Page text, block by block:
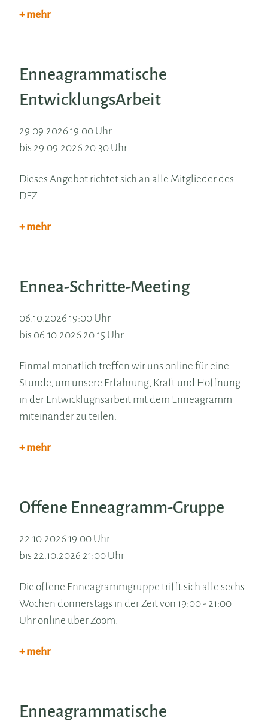
+ mehr
Enneagrammatische
EntwicklungsArbeit
29.09.2026 19:00 Uhr
bis 29.09.2026 20:30 Uhr
Dieses Angebot richtet sich an alle Mitglieder des
DEZ
+ mehr
Ennea-Schritte-Meeting
06.10.2026 19:00 Uhr
bis 06.10.2026 20:15 Uhr
Einmal monatlich treffen wir uns online für eine
Stunde, um unsere Erfahrung, Kraft und Hoffnung
in der Entwicklugnsarbeit mit dem Enneagramm
miteinander zu teilen.
+ mehr
Offene Enneagramm-Gruppe
22.10.2026 19:00 Uhr
bis 22.10.2026 21:00 Uhr
Die offene Enneagrammgruppe trifft sich alle sechs
Wochen donnerstags in der Zeit von 19:00 - 21:00
Uhr online über Zoom.
+ mehr
Enneagrammatische